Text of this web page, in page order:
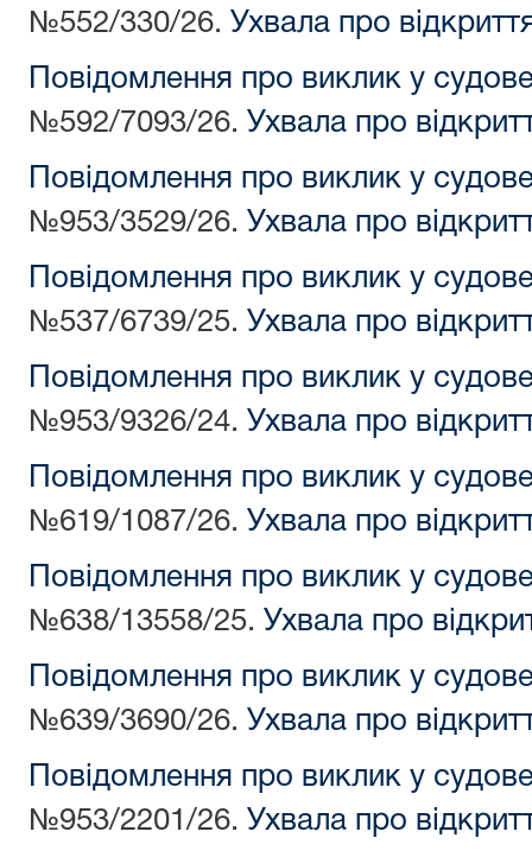
№552/330/26. Ухвала про
Повідомлення про виклик у
№592/7093/26. Ухвала про
Повідомлення про виклик у
№953/3529/26. Ухвала про
Повідомлення про виклик у
№537/6739/25. Ухвала про
Повідомлення про виклик у
№953/9326/24. Ухвала про
Повідомлення про виклик у
№619/1087/26. Ухвала про
Повідомлення про виклик у
№638/13558/25. Ухвала про
Повідомлення про виклик у
№639/3690/26. Ухвала про
Повідомлення про виклик у
№953/2201/26. Ухвала про